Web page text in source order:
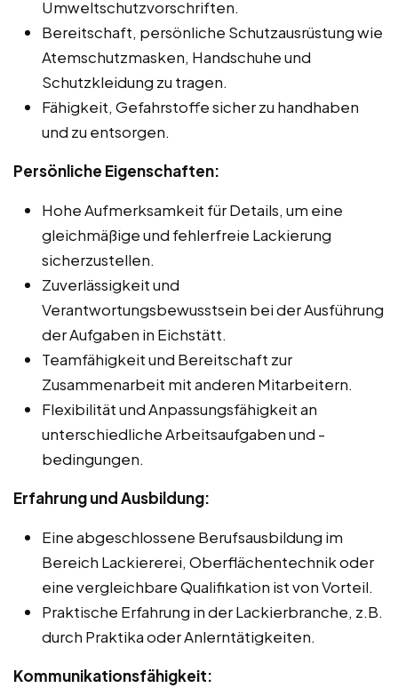
Umweltschutzvorschriften.
Bereitschaft, persönliche Schutzausrüstung wie
Atemschutzmasken, Handschuhe und
Schutzkleidung zu tragen.
Fähigkeit, Gefahrstoffe sicher zu handhaben
und zu entsorgen.
Persönliche Eigenschaften:
Hohe Aufmerksamkeit für Details, um eine
gleichmäßige und fehlerfreie Lackierung
sicherzustellen.
Zuverlässigkeit und
Verantwortungsbewusstsein bei der Ausführung
der Aufgaben in Eichstätt.
Teamfähigkeit und Bereitschaft zur
Zusammenarbeit mit anderen Mitarbeitern.
Flexibilität und Anpassungsfähigkeit an
unterschiedliche Arbeitsaufgaben und -
bedingungen.
Erfahrung und Ausbildung:
Eine abgeschlossene Berufsausbildung im
Bereich Lackiererei, Oberflächentechnik oder
eine vergleichbare Qualifikation ist von Vorteil.
Praktische Erfahrung in der Lackierbranche, z.B.
durch Praktika oder Anlerntätigkeiten.
Kommunikationsfähigkeit: